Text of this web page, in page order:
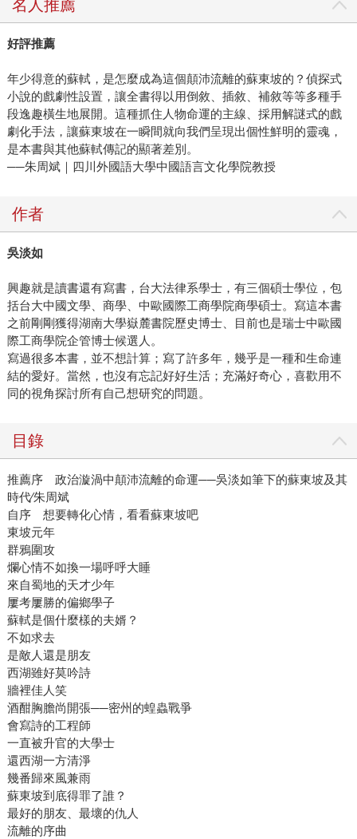
名人推薦
好評推薦
年少得意的蘇軾，是怎麼成為這個顛沛流離的蘇東坡的？偵探式
小說的戲劇性設置，讓全書得以用倒敘、插敘、補敘等等多種手
段逸趣橫生地展開。這種抓住人物命運的主線、採用解謎式的戲
劇化手法，讓蘇東坡在一瞬間就向我們呈現出個性鮮明的靈魂，
是本書與其他蘇軾傳記的顯著差別。
──朱周斌｜四川外國語大學中國語言文化學院教授
作者
吳淡如
興趣就是讀書還有寫書，台大法律系學士，有三個碩士學位，包
括台大中國文學、商學、中歐國際工商學院商學碩士。寫這本書
之前剛剛獲得湖南大學嶽麓書院歷史博士、目前也是瑞士中歐國
際工商學院企管博士候選人。
寫過很多本書，並不想計算；寫了許多年，幾乎是一種和生命連
結的愛好。當然，也沒有忘記好好生活；充滿好奇心，喜歡用不
同的視角探討所有自己想研究的問題。
目錄
推薦序 政治漩渦中顛沛流離的命運──吳淡如筆下的蘇東坡及其
時代∕朱周斌
自序 想要轉化心情，看看蘇東坡吧
東坡元年
群鴉圍攻
爛心情不如換一場呼呼大睡
來自蜀地的天才少年
屢考屢勝的偏鄉學子
蘇軾是個什麼樣的夫婿？
不如求去
是敵人還是朋友
西湖雖好莫吟詩
牆裡佳人笑
酒酣胸膽尚開張──密州的蝗蟲戰爭
會寫詩的工程師
一直被升官的大學士
還西湖一方清淨
幾番歸來風兼雨
蘇東坡到底得罪了誰？
最好的朋友、最壞的仇人
流離的序曲